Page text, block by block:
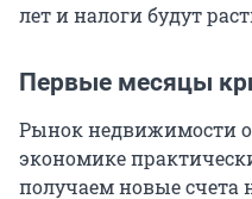
лет и налоги будут
Первые месяцы
Рынок недвижимости
экономике
получаем новые счета